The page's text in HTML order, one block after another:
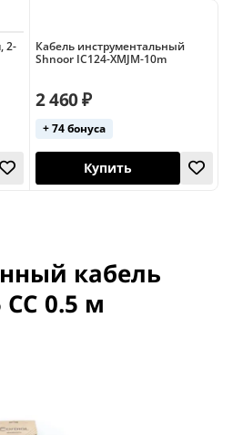
2-
Кабель инструментальный
Shnoor IC124-XMJM-10m
2 460 ₽
+ 74 бонуса
кабель
0.5 м